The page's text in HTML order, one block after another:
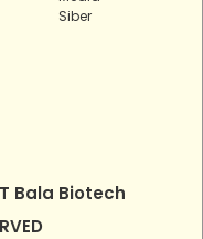
Siber
Bala Biotech